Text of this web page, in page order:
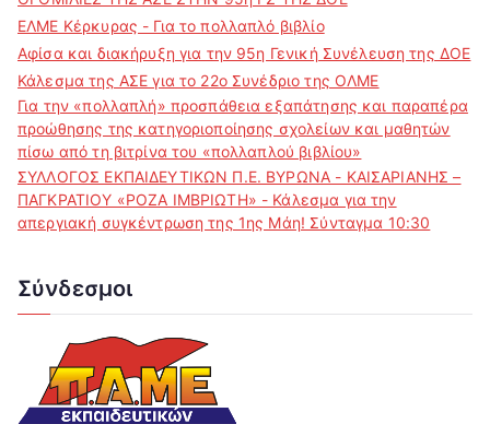
ΕΛΜΕ Κέρκυρας - Για το πολλαπλό βιβλίο
Αφίσα και διακήρυξη για την 95η Γενική Συνέλευση της ΔΟΕ
Κάλεσμα της ΑΣΕ για το 22ο Συνέδριο της ΟΛΜΕ
Για την «πολλαπλή» προσπάθεια εξαπάτησης και παραπέρα
προώθησης της κατηγοριοποίησης σχολείων και μαθητών
πίσω από τη βιτρίνα του «πολλαπλού βιβλίου»
ΣΥΛΛΟΓΟΣ ΕΚΠΑΙΔΕΥΤΙΚΩΝ Π.Ε. ΒΥΡΩΝΑ - ΚΑΙΣΑΡΙΑΝΗΣ –
ΠΑΓΚΡΑΤΙΟΥ «ΡΟΖΑ ΙΜΒΡΙΩΤΗ» - Κάλεσμα για την
απεργιακή συγκέντρωση της 1ης Μάη! Σύνταγμα 10:30
Σύνδεσμοι